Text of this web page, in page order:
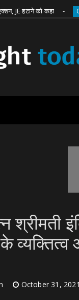
8 About
को कहा
श्रीमती
व्यक्तित्व
October 31, 2021